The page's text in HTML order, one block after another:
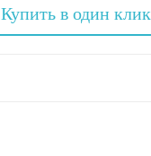
Купить в один клик